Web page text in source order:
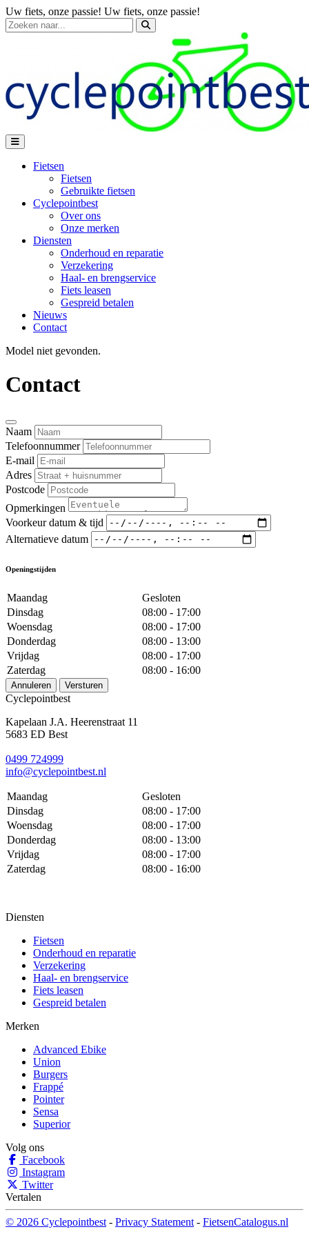
Uw fiets, onze passie! Uw fiets, onze passie!
Fietsen
Fietsen
Gebruikte fietsen
Cyclepointbest
Over ons
Onze merken
Diensten
Onderhoud en reparatie
Verzekering
Haal- en brengservice
Fiets leasen
Gespreid betalen
Nieuws
Contact
Model niet gevonden.
Contact
Naam
Telefoonnummer
E-mail
Adres
Postcode
Opmerkingen
Voorkeur datum & tijd
Alternatieve datum
Openingstijden
Maandag
Gesloten
Dinsdag
08:00 - 17:00
Woensdag
08:00 - 17:00
Donderdag
08:00 - 13:00
Vrijdag
08:00 - 17:00
Zaterdag
08:00 - 16:00
Annuleren Versturen
Cyclepointbest
Kapelaan J.A. Heerenstraat 11
5683 ED Best
0499 724999
info@cyclepointbest.nl
Maandag
Gesloten
Dinsdag
08:00 - 17:00
Woensdag
08:00 - 17:00
Donderdag
08:00 - 13:00
Vrijdag
08:00 - 17:00
Zaterdag
08:00 - 16:00
Diensten
Fietsen
Onderhoud en reparatie
Verzekering
Haal- en brengservice
Fiets leasen
Gespreid betalen
Merken
Advanced Ebike
Union
Burgers
Frappé
Pointer
Sensa
Superior
Volg ons
Facebook
Instagram
Twitter
Vertalen
© 2026 Cyclepointbest - Privacy Statement - FietsenCatalogus.nl